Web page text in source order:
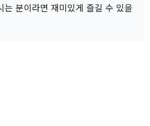
는 분이라면 재미있게 즐길 수 있을